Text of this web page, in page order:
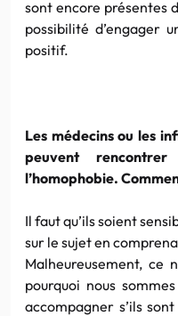
sont encore présentes
possibilité d’engager
positif.
Les médecins ou les
peuvent
l’homophobie.
Il faut qu’ils soient
sur le sujet en
Malheureusement, ce
pourquoi nous
accompagner s’ils